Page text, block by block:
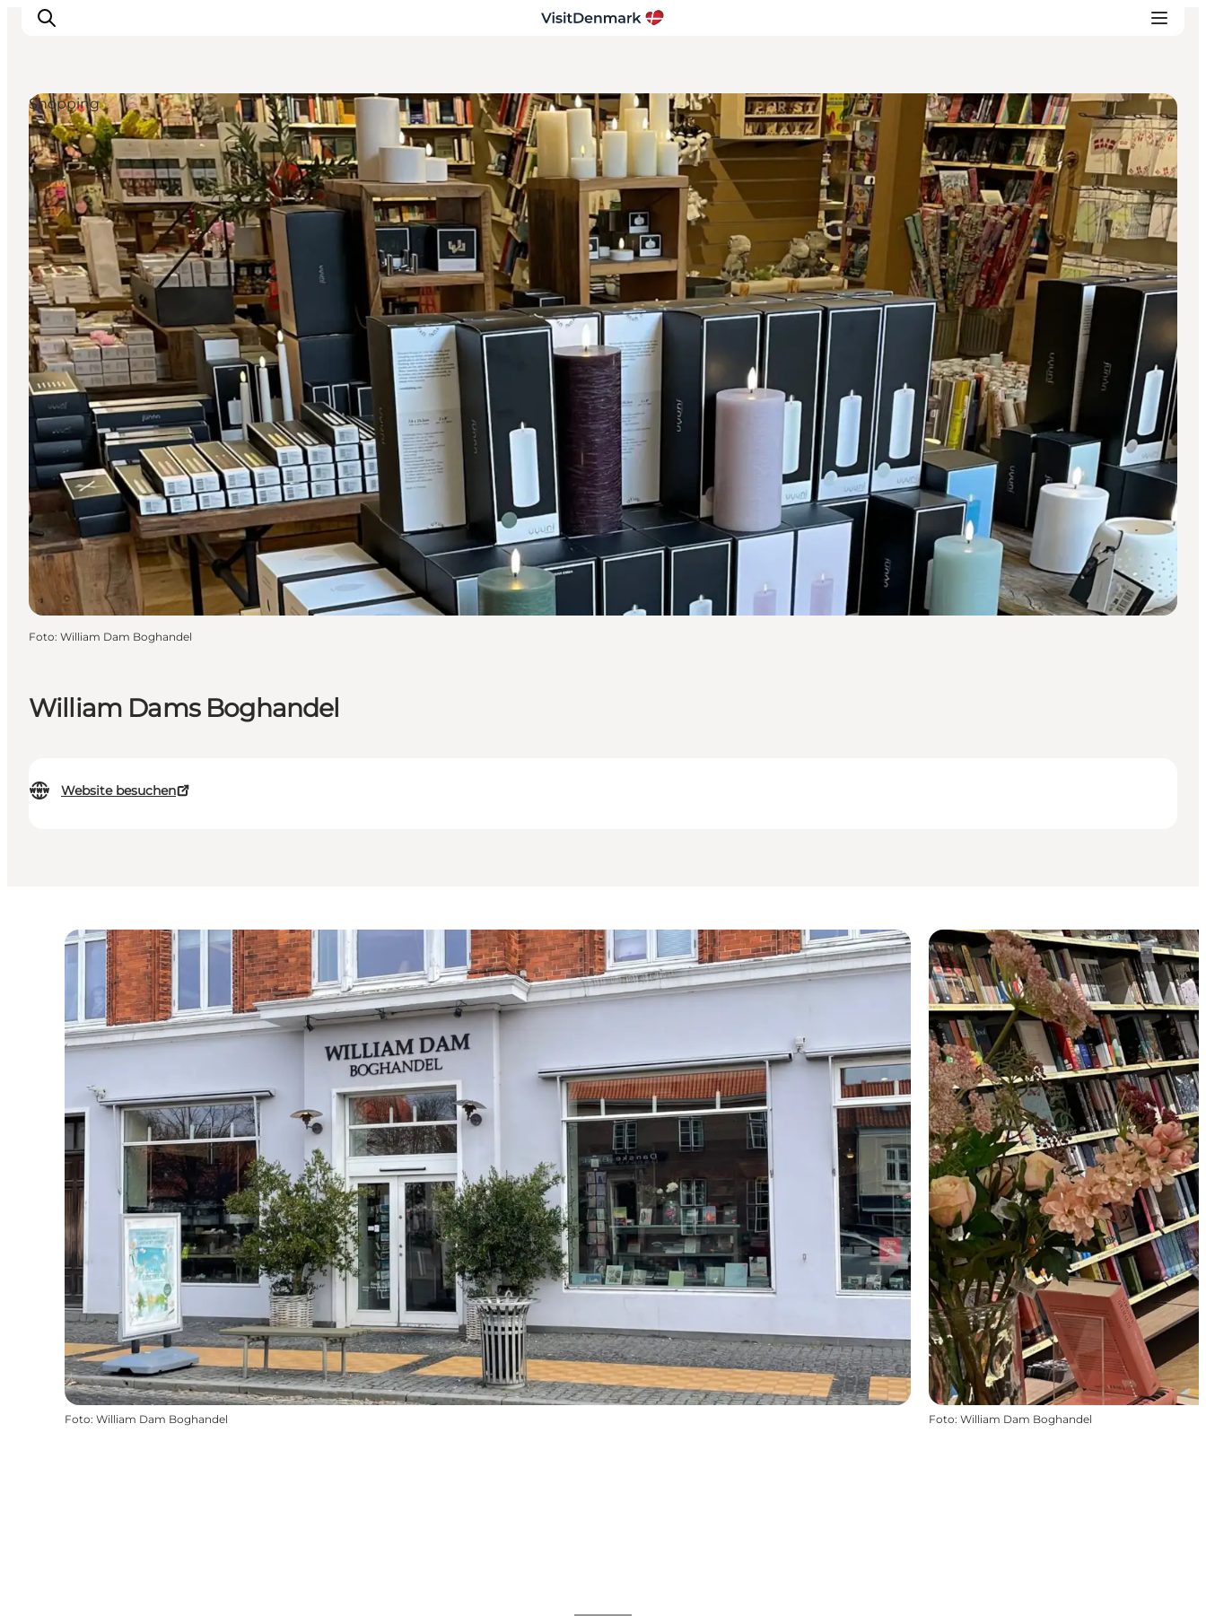
Inspiration
Regionen
Erlebnisse
Unterkünfte
Reiseplanung
William Dams Boghandel
Website besuchen
Shopping
Foto: William Dam Boghandel
Foto: William Dam Boghandel Foto: William Dam Boghandel